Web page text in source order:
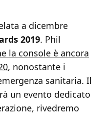
a dicembre
2019. Phil
la console è ancora
, nonostante i
sanitaria. Il
un evento dedicato
rivedremo